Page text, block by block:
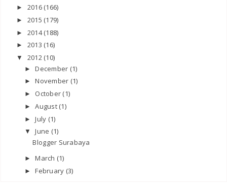
► 2016 (166)
► 2015 (179)
► 2014(188)
► 2013 (16)
▼ 2012 (10)
►December (1)
►November (1)
► October (1)
►August (1)
►July (1)
▼June (1)
Blogger Surabaya
►March (1)
►February (3)